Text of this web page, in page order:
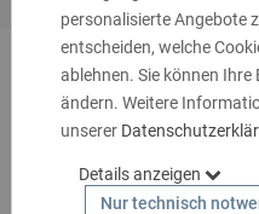
&
MEHR
LIVING
SCHMUCK
SOCKEN
personalisierte Angebote
entscheiden, welche
ablehnen. Sie können
ändern. Weitere
unserer
Details anzeigen
Nur technisch